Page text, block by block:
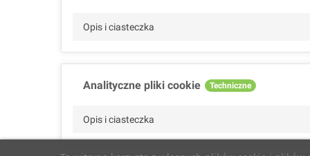
Opis i ciasteczka
Analityczne pliki cookie Techniczne
Opis i ciasteczka